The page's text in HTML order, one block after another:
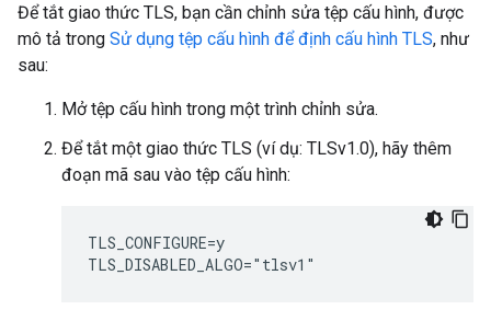
Để tắt giao thức TLS, bạn cần chỉnh sửa tệp cấu hình, được
mô tả trong Sử dụng tệp cấu hình để định cấu hình TLS, như
sau:
Mở tệp cấu hình trong một trình chỉnh sửa.
Để tắt một giao thức TLS (ví dụ: TLSv1.0), hãy thêm
đoạn mã sau vào tệp cấu hình:
TLS_CONFIGURE=y
TLS_DISABLED_ALGO="tlsv1"